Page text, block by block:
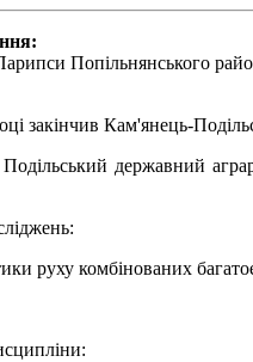
Попільнянського
закінчив Кам'янець-
державний
руху комбінованих